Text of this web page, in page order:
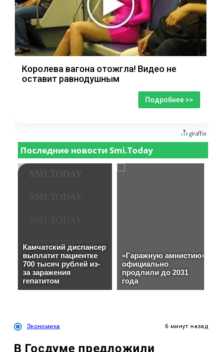
Королева вагона отожгла! Видео не
оставит равнодушным
Подробнее >>
Экономика 6 минут назад
В Госдуме предложили